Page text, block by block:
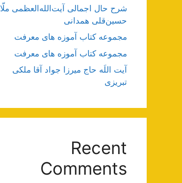
شرح حال اجمالی آیت‌الله‌العظمی ملّا
حسین‌قلی همدانی
مجموعه کتاب آموزه های معرفت
مجموعه کتاب آموزه های معرفت
آیت اللَه حاج میرزا جواد آقا ملکی
تبریزی
Recent
Comments